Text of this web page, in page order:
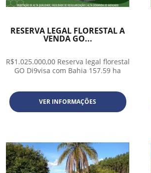
RESERVA LEGAL FLORESTAL A
VENDA GO...
R$1.025.000,00 Reserva legal florestal
GO Di9visa com Bahia 157.59 ha
VER INFORMAÇÕES